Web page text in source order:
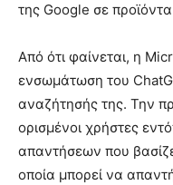
της Google σε
Από ότι φαίνεται, η
ενσωμάτωση του
αναζήτησής της. Την
ορισμένοι χρήστες
απαντήσεων που
οποία μπορεί να